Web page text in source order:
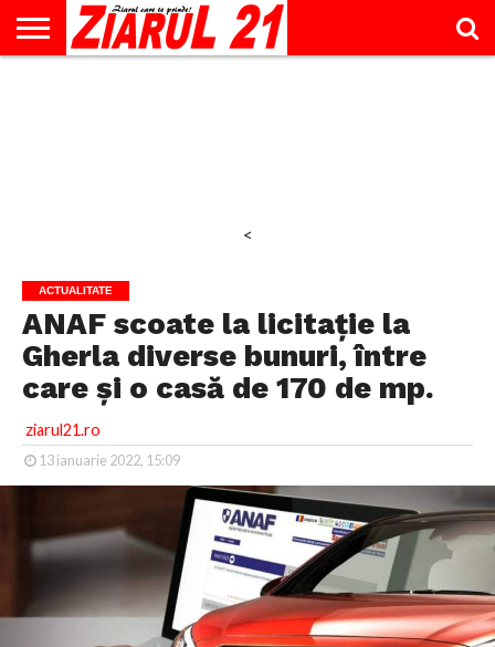
<
ACTUALITATE
ANAF scoate la licitație la
Gherla diverse bunuri, între
care și o casă de 170 de mp.
ziarul21.ro
13 ianuarie 2022, 15:09